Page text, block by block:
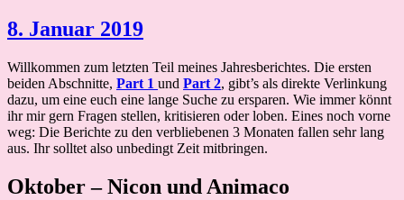
8. Januar 2019
Willkommen zum letzten Teil meines Jahresberichtes. Die ersten
beiden Abschnitte, Part 1 und Part 2, gibt’s als direkte Verlinkung
dazu, um eine euch eine lange Suche zu ersparen. Wie immer könnt
ihr mir gern Fragen stellen, kritisieren oder loben. Eines noch vorne
weg: Die Berichte zu den verbliebenen 3 Monaten fallen sehr lang
aus. Ihr solltet also unbedingt Zeit mitbringen.
Oktober – Nicon und Animaco